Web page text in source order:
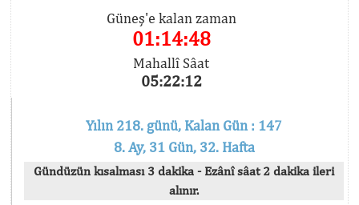
Güneş'e kalan zaman
01:14:48
Mahallî Sâat
05:22:12
Yılın 218. günü, Kalan Gün : 147
8. Ay, 31 Gün, 32. Hafta
Gündüzün kısalması 3 dakika - Ezânî sâat 2 dakika ileri
alınır.